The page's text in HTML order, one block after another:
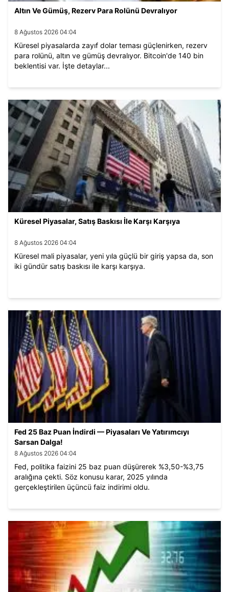
Altın Ve Gümüş, Rezerv Para Rolünü Devralıyor
8 Ağustos 2026 04:04
Küresel piyasalarda zayıf dolar teması güçlenirken, rezerv
para rolünü, altın ve gümüş devralıyor. Bitcoin'de 140 bin
beklentisi var. İşte detaylar...
Küresel Piyasalar, Satış Baskısı İle Karşı Karşıya
8 Ağustos 2026 04:04
Küresel mali piyasalar, yeni yıla güçlü bir giriş yapsa da, son
iki gündür satış baskısı ile karşı karşıya.
Fed 25 Baz Puan İndirdi — Piyasaları Ve Yatırımcıyı
Sarsan Dalga!
8 Ağustos 2026 04:04
Fed, politika faizini 25 baz puan düşürerek %3,50-%3,75
aralığına çekti. Söz konusu karar, 2025 yılında
gerçekleştirilen üçüncü faiz indirimi oldu.